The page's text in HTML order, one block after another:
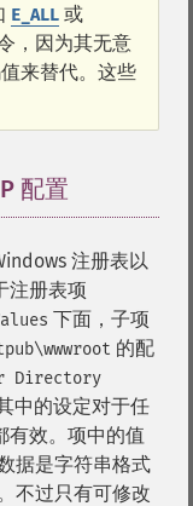
E_ALL 或
，因为其无意
来替代。这些
配置
注册表以
注册表项
下面，子项
的配
Directory
中的设定对于任
有效。项中的值
据是字符串格式
不过只有可修改